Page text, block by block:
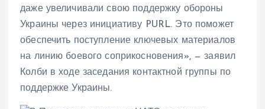
даже увеличивали свою поддержку обороны
Украины через инициативу PURL. Это поможет
обеспечить поступление ключевых материалов
на линию боевого соприкосновения», — заявил
Колби в ходе заседания контактной группы по
поддержке Украины.